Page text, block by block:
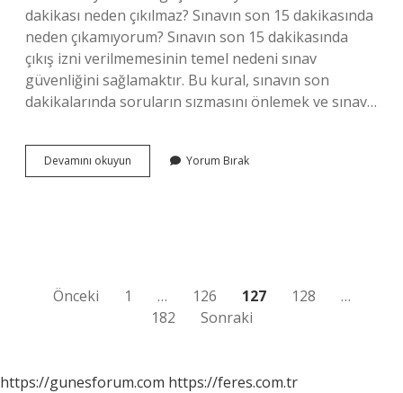
dakikası neden çıkılmaz? Sınavın son 15 dakikasında
neden çıkamıyorum? Sınavın son 15 dakikasında
çıkış izni verilmemesinin temel nedeni sınav
güvenliğini sağlamaktır. Bu kural, sınavın son
dakikalarında soruların sızmasını önlemek ve sınav…
Devamını okuyun
Nasıl
Yorum Bırak
Yazı
sayfalaması
Önceki 1 … 126 127 128
…
182
Sonraki
https://gunesforum.com https://feres.com.tr